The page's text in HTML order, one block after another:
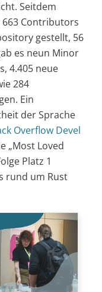
Seitdem
663 Contributors
gestellt, 56
es neun Minor
4.405 neue
284
Ein
der Sprache
Overflow Devel
„Most Loved
Platz 1
rund um Rust